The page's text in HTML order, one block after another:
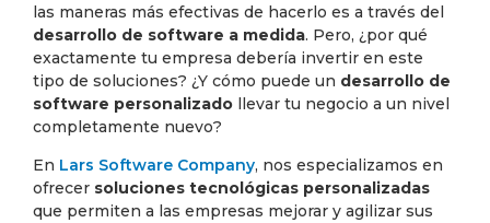
las maneras más efectivas de hacerlo es a través del
desarrollo de software a medida. Pero, ¿por qué
exactamente tu empresa debería invertir en este
tipo de soluciones? ¿Y cómo puede un desarrollo de
software personalizado llevar tu negocio a un nivel
completamente nuevo?
En Lars Software Company, nos especializamos en
ofrecer soluciones tecnológicas personalizadas
que permiten a las empresas mejorar y agilizar sus